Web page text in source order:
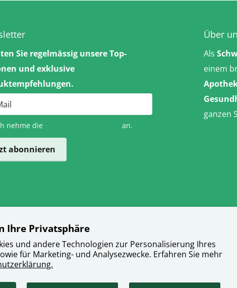
Ihre Privatsphäre
und andere Technologien zur Personalisierung Ihres
für Marketing- und Analysezwecke. Erfahren Sie mehr
Sie regelmässig unsere Top-
und exklusive
nehme die an.
abonnieren
Über
Als
einem
ganzen